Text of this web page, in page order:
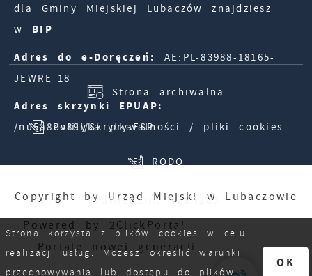
dla Gminy Miejskiej Lubaczów znajdziesz
w BIP
Adres do e-Doręczeń:
AE:PL-83988-18165-
JEWRE-18
Adres skrzynki EPUAP:
/nu5a8dv89f/SkrytkaESP
Strona archiwalna
Polityka prywatności / pliki cookies
RODO
Odwiedzin: 4194283
Online: 915
Copyright by Urząd Miejski w Lubaczowie
Powered by 2ClickPortal
- Portale nowej generacji
Strona korzysta z plików cookies w celu
realizacji usług. Możesz określić warunki
przechowywania lub dostępu do plików
OK